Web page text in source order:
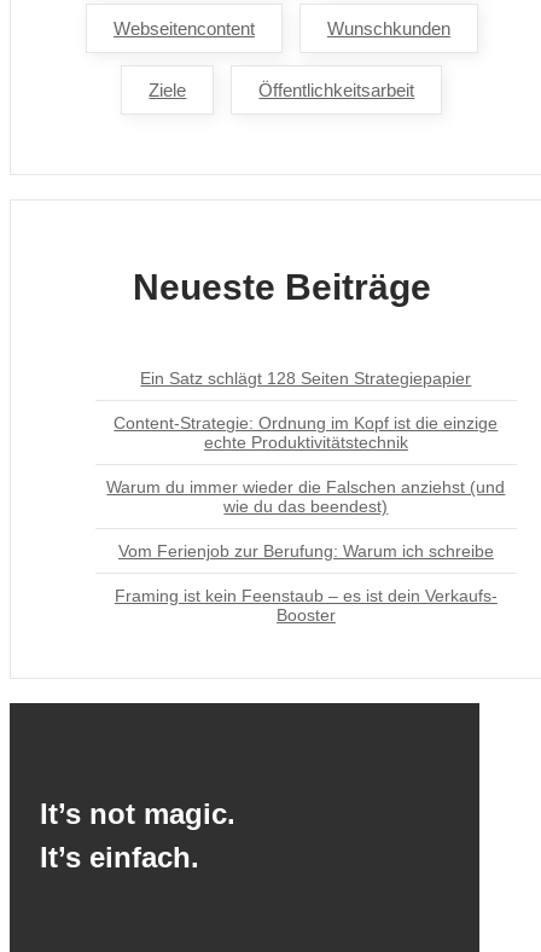
Webseitencontent Wunschkunden
Ziele Öffentlichkeitsarbeit
Neueste Beiträge
Ein Satz schlägt 128 Seiten Strategiepapier
Content-Strategie: Ordnung im Kopf ist die einzige
echte Produktivitätstechnik
Warum du immer wieder die Falschen anziehst (und
wie du das beendest)
Vom Ferienjob zur Berufung: Warum ich schreibe
Framing ist kein Feenstaub – es ist dein Verkaufs-
Booster
It’s not magic.
It’s einfach.